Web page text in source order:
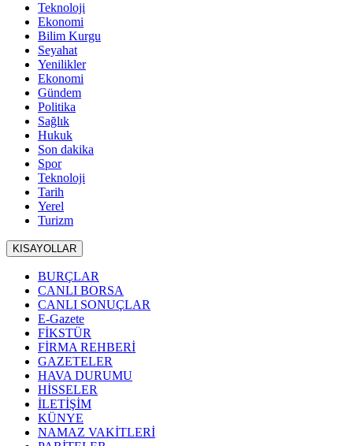
Teknoloji
Ekonomi
Bilim Kurgu
Seyahat
Yenilikler
Ekonomi
Gündem
Politika
Sağlık
Hukuk
Son dakika
Spor
Teknoloji
Tarih
Yerel
Turizm
KISAYOLLAR
BURÇLAR
CANLI BORSA
CANLI SONUÇLAR
E-Gazete
FİKSTÜR
FİRMA REHBERİ
GAZETELER
HAVA DURUMU
HİSSELER
İLETİŞİM
KÜNYE
NAMAZ VAKİTLERİ